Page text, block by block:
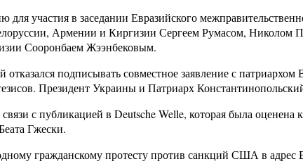
участия в заседании Евразийского
Армении и Киргизии Сергеем Румасом,
Сооронбаем Жээнбековым.
подписывать совместное заявление с
Президент Украины и Патриарх
с публикацией в Deutsche Welle, которая была
Гжески.
гражданскому протесту против санкций США в адрес